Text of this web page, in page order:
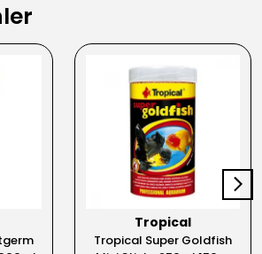
Tropical
Tropical Super Goldfish